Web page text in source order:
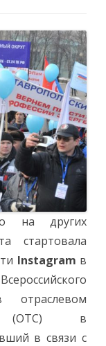
в
участниках.
Интернет-
акция
Профсоюза
по
ОТС
на других
стартовала
Instagram в
отраслевом
(ОТС) в
в связи с